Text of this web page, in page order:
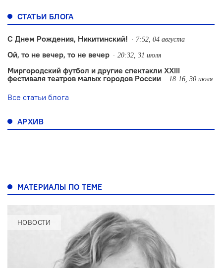
СТАТЬИ БЛОГА
С Днем Рождения, Никитинский! 7:52, 04 августа
Ой, то не вечер, то не вечер 20:32, 31 июля
Миргородский футбол и другие спектакли XXIII
фестиваля театров малых городов России
18:16, 30 июля
Все статьи блога
АРХИВ
МАТЕРИАЛЫ ПО ТЕМЕ
НОВОСТИ